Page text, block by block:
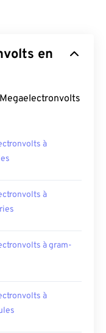
en
à
à
à gram-
à